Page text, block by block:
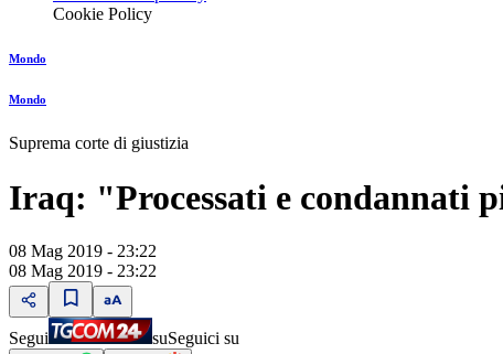
Cookie Policy
Mondo
Mondo
Suprema corte di giustizia
Iraq: "Processati e condannati
08 Mag 2019 - 23:22
08 Mag 2019 - 23:22
Segui suSeguici su